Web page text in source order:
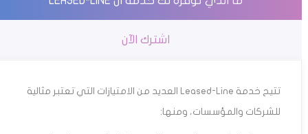
اشترك الآن
تتيح خدمة Leased-Line العديد من الامتيازات التي تعتبر مثالية
للشركات والمؤسسات، ومنها: